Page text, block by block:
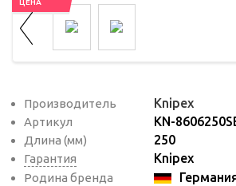
ЦЕНА
Производитель Knipex
Артикул KN-
Длина (мм) 250
Гарантия Knipex
Родина бренда
высокую точность и
маркетинговых и
для пользователей